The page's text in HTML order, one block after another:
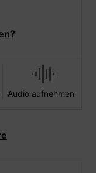
Audio aufnehmen